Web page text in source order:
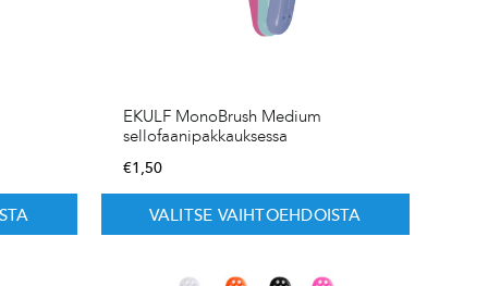
EKULF MonoBrush Medium
sellofaanipakkauksessa
€1,50
VALITSE VAIHTOEHDOISTA